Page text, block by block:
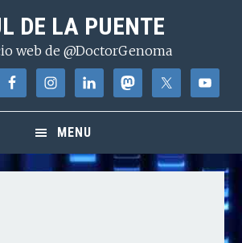
DE LA PUENTE
web de @DoctorGenoma
MENU